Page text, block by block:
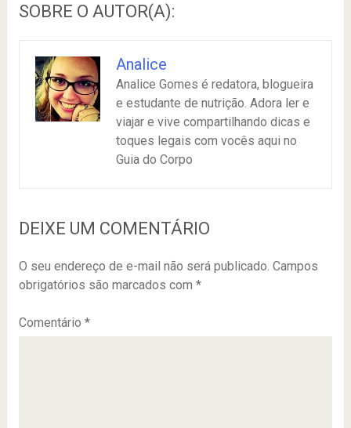
SOBRE O AUTOR(A):
Analice
Analice Gomes é redatora, blogueira
e estudante de nutrição. Adora ler e
viajar e vive compartilhando dicas e
toques legais com vocês aqui no
Guia do Corpo
DEIXE UM COMENTÁRIO
O seu endereço de e-mail não será publicado. Campos
obrigatórios são marcados com *
Comentário *